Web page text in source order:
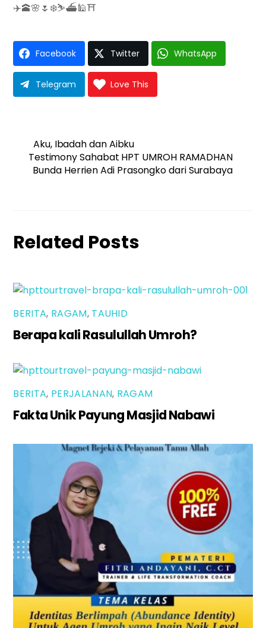
✈️🕋🌸🌷❄️⛷⛴🕌⛩
Facebook Twitter WhatsApp
Telegram Love This
Aku, Ibadah dan Aibku
Testimony Sahabat HPT UMROH RAMADHAN
Bunda Herrien Adi Prasongko dari Surabaya
Related Posts
BERITA, RAGAM, TAUHID
Berapa kali Rasulullah Umroh?
BERITA, PERJALANAN, RAGAM
Fakta Unik Payung Masjid Nabawi